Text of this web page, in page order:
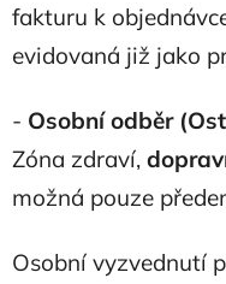
fakturu k
evidovaná již jako
- Osobní odběr
Zóna zdraví,
možná pouze
Osobní vyzvednutí